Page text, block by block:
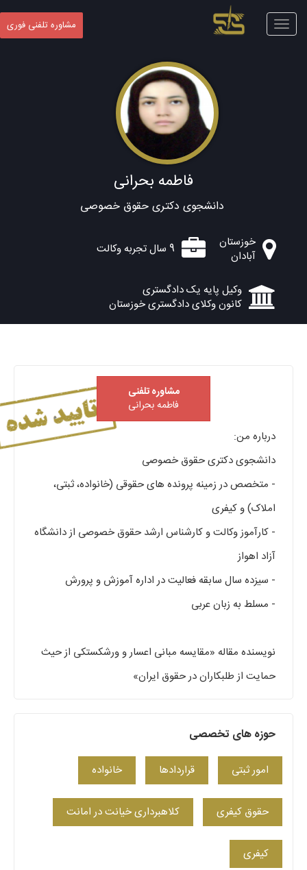
Toggle
navigation
مشاوره تلفنی فوری
فاطمه بحرانی
دانشجوی دکتری حقوق خصوصی
خوزستان
آبادان
9 سال تجربه وکالت
وکیل پایه یک دادگستری
کانون وکلای دادگستری خوزستان
مشاوره تلفنی
فاطمه بحرانی
درباره من:
دانشجوی دکتری حقوق خصوصی
- متخصص در زمینه پرونده های حقوقی (خانواده، ثبتی،
املاک) و کیفری
- کارآموز وکالت و کارشناس ارشد حقوق خصوصی از دانشگاه
آزاد اهواز
- سیزده سال سابقه فعالیت در اداره آموزش و پرورش
- مسلط به زبان عربی
نویسنده مقاله «مقایسه مبانی اعسار و ورشکستکی از حیث
حمایت از طلبکاران در حقوق ایران»
حوزه های تخصصی
امور ثبتی قراردادها خانواده
حقوق کیفری کلاهبرداری خیانت در امانت
کیفری